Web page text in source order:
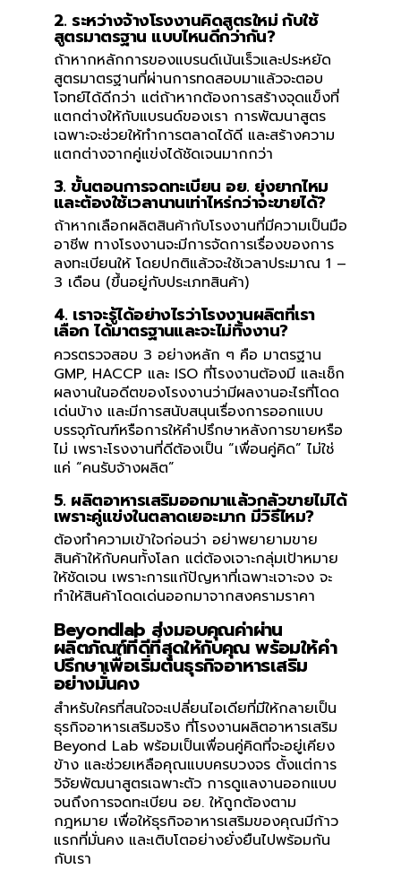
2. ระหว่างจ้างโรงงานคิดสูตรใหม่ กับใช้
สูตรมาตรฐาน แบบไหนดีกว่ากัน?
ถ้าหากหลักการของแบรนด์เน้นเร็วและประหยัด
สูตรมาตรฐานที่ผ่านการทดสอบมาแล้วจะตอบ
โจทย์ได้ดีกว่า แต่ถ้าหากต้องการสร้างจุดแข็งที่
แตกต่างให้กับแบรนด์ของเรา การพัฒนาสูตร
เฉพาะจะช่วยให้ทำการตลาดได้ดี และสร้างความ
แตกต่างจากคู่แข่งได้ชัดเจนมากกว่า
3. ขั้นตอนการจดทะเบียน อย. ยุ่งยากไหม
และต้องใช้เวลานานเท่าไหร่กว่าจะขายได้?
ถ้าหากเลือกผลิตสินค้ากับโรงงานที่มีความเป็นมือ
อาชีพ ทางโรงงานจะมีการจัดการเรื่องของการ
ลงทะเบียนให้ โดยปกติแล้วจะใช้เวลาประมาณ 1 –
3 เดือน (ขึ้นอยู่กับประเภทสินค้า)
4. เราจะรู้ได้อย่างไรว่าโรงงานผลิตที่เรา
เลือก ได้มาตรฐานและจะไม่ทิ้งงาน?
ควรตรวจสอบ 3 อย่างหลัก ๆ คือ มาตรฐาน
GMP, HACCP และ ISO ที่โรงงานต้องมี และเช็ก
ผลงานในอดีตของโรงงานว่ามีผลงานอะไรที่โดด
เด่นบ้าง และมีการสนับสนุนเรื่องการออกแบบ
บรรจุภัณฑ์หรือการให้คำปรึกษาหลังการขายหรือ
ไม่ เพราะโรงงานที่ดีต้องเป็น “เพื่อนคู่คิด” ไม่ใช่
แค่ “คนรับจ้างผลิต”
5. ผลิตอาหารเสริมออกมาแล้วกลัวขายไม่ได้
เพราะคู่แข่งในตลาดเยอะมาก มีวิธีไหม?
ต้องทำความเข้าใจก่อนว่า อย่าพยายามขาย
สินค้าให้กับคนทั้งโลก แต่ต้องเจาะกลุ่มเป้าหมาย
ให้ชัดเจน เพราะการแก้ปัญหาที่เฉพาะเจาะจง จะ
ทำให้สินค้าโดดเด่นออกมาจากสงครามราคา
Beyondlab ส่งมอบคุณค่าผ่าน
ผลิตภัณฑ์ที่ดีที่สุดให้กับคุณ พร้อมให้คำ
ปรึกษาเพื่อเริ่มต้นธุรกิจอาหารเสริม
อย่างมั่นคง
สำหรับใครที่สนใจจะเปลี่ยนไอเดียที่มีให้กลายเป็น
ธุรกิจอาหารเสริมจริง ที่โรงงานผลิตอาหารเสริม
Beyond Lab พร้อมเป็นเพื่อนคู่คิดที่จะอยู่เคียง
ข้าง และช่วยเหลือคุณแบบครบวงจร ตั้งแต่การ
วิจัยพัฒนาสูตรเฉพาะตัว การดูแลงานออกแบบ
จนถึงการจดทะเบียน อย. ให้ถูกต้องตาม
กฎหมาย เพื่อให้ธุรกิจอาหารเสริมของคุณมีก้าว
แรกที่มั่นคง และเติบโตอย่างยั่งยืนไปพร้อมกัน
กับเรา